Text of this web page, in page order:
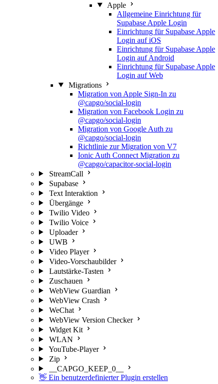
Apple
Allgemeine Einrichtung für
Supabase Apple Login
Einrichtung für Supabase Apple
Login auf iOS
Einrichtung für Supabase Apple
Login auf Android
Einrichtung für Supabase Apple
Login auf Web
Migrations
Migration von Apple Sign-In zu
@capgo/social-login
Migration von Facebook Login zu
@capgo/social-login
Migration von Google Auth zu
@capgo/social-login
Richtlinie zur Migration von V7
Ionic Auth Connect Migration zu
@capgo/capacitor-social-login
StreamCall
Supabase
Text Interaktion
Übergänge
Twilio Video
Twilio Voice
Uploader
UWB
Video Player
Video-Vorschaubilder
Lautstärke-Tasten
Zuschauen
WebView Guardian
WebView Crash
WeChat
WebView Version Checker
Widget Kit
WLAN
YouTube-Player
Zip
__CAPGO_KEEP_0__
👋 Ein benutzerdefinierter Plugin erstellen